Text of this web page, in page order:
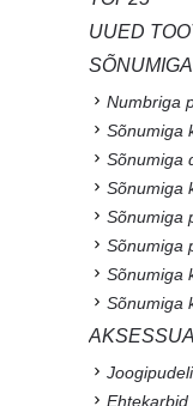
UUED
Numbriga
Sõnumiga
Sõnumiga
Sõnumiga
Sõnumiga
Sõnumiga
Sõnumiga
Sõnumiga
Ehtekarbid